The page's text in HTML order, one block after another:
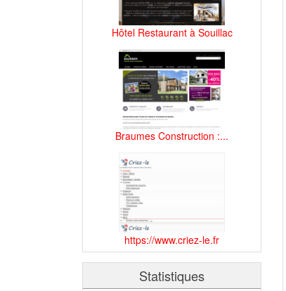
Hôtel Restaurant à Souillac
Braumes Construction :...
https://www.criez-le.fr
Statistiques